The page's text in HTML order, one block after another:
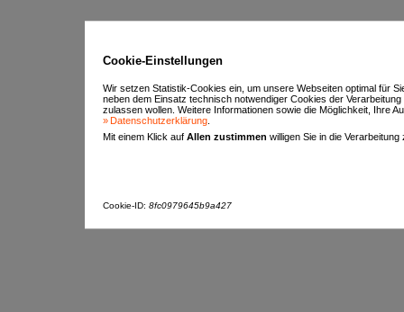
Cookie-Einstellungen
Wir setzen Statistik-Cookies ein, um unsere Webseiten optimal für
neben dem Einsatz technisch notwendiger Cookies der
zulassen wollen. Weitere Informationen sowie die Möglichkeit, Ihre
Datenschutzerklärung
Mit einem Klick auf Allen zustimmen willigen Sie in die
Cookie-ID: 8fc0979645b9a427